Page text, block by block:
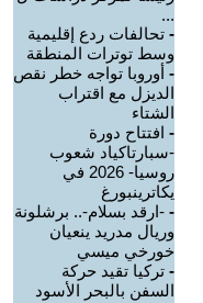
...
- تحالفات ردع إقليمية
وسط توترات المنطقة
- أوروبا تواجه خطر نقص
الديزل مع اقتراب
الشتاء
- افتتاح دورة
-سبارتاكياد شعوب
روسيا- 2026 في
يكاترينبورغ
- -ارقد بسلام-.. برشلونة
وريال مدريد ينعيان
خورخي ميسي
- تركيا تقيد حركة
السفن بالبحر الأسود